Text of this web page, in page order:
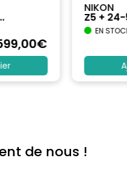
,00€
NIKON
Z5 +
EN
de nous !